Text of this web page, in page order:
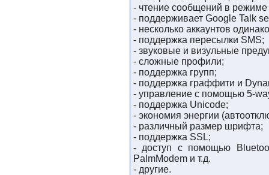
- чтение сообщений в режиме
- поддерживает Google Talk
- несколько аккаунтов
- поддержка пересылки SMS;
- звуковые и визульные
- сложные профили;
- поддержка групп;
- поддержка граффити и
- управление с помощью 5-
- поддержка Unicode;
- экономия энергии
- различный размер шрифта;
- поддержка SSL;
- доступ с помощью
PalmModem и т.д.
- другие.